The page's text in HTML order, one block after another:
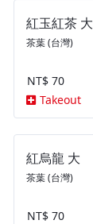
紅玉紅茶 大
茶葉 (台灣)
NT$ 70
Takeout
紅烏龍 大
茶葉 (台灣)
NT$ 70